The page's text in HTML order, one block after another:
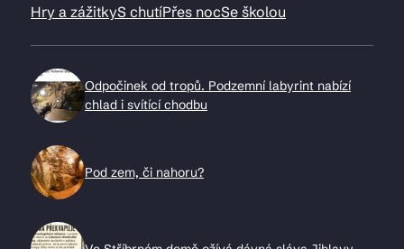
Hry a zážitkyS chutíPřes nocSe školou
Odpočinek od tropů. Podzemní labyrint nabízí
chlad i svítící chodbu
Pod zem, či nahoru?